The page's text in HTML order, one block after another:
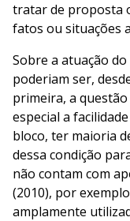
tratar de proposta
fatos ou situações
Sobre a atuação do
poderiam ser,
primeira, a questão
especial a
bloco, ter maioria
dessa condição
não contam com
(2010), por
amplamente